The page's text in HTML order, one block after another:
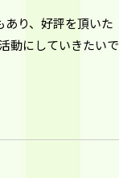
り、好評を頂いた
動にしていきたいで